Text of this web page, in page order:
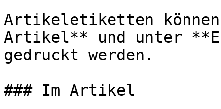
Artikeletiketten können
Artikel** und unter
gedruckt werden.
### Im Artikel